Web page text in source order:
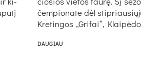
čem­pio­na­te dėl
Kre­tin­gos „Gri­fai“,
DAUGIAU